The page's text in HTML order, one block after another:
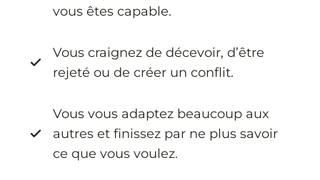
vous êtes capable.
Vous craignez de décevoir, d’être
rejeté ou de créer un conflit.
Vous vous adaptez beaucoup aux
autres et finissez par ne plus savoir
ce que vous voulez.